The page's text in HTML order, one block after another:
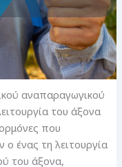
αναπαραγωγικού
του άξονα
που
ο ένας τη λειτουργία
του άξονα,